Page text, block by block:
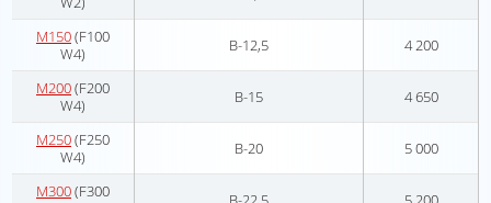
М150(F100
W4)
В-12,5 4 200
М200(F200
W4)
В-15 4 650
М250(F250
W4)
В-20 5 000
М300(F300